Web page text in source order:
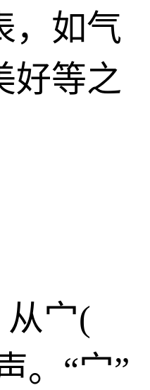
，如气
好等之
宀(
。“宀”